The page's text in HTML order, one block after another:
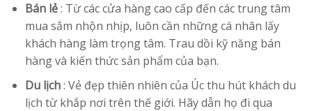
Bán lẻ: Từ các cửa hàng cao cấp đến các trung tâm
mua sắm nhộn nhịp, luôn cần những cá nhân lấy
khách hàng làm trọng tâm. Trau dồi kỹ năng bán
hàng và kiến ​​thức sản phẩm của bạn.
Du lịch: Vẻ đẹp thiên nhiên của Úc thu hút khách du
lịch từ khắp nơi trên thế giới. Hãy dẫn họ đi qua